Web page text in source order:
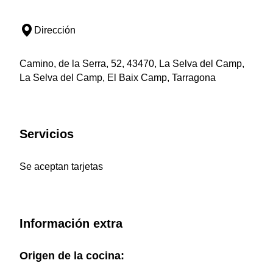
Dirección
Camino, de la Serra, 52, 43470, La Selva del Camp,
La Selva del Camp, El Baix Camp, Tarragona
Servicios
Se aceptan tarjetas
Información extra
Origen de la cocina: